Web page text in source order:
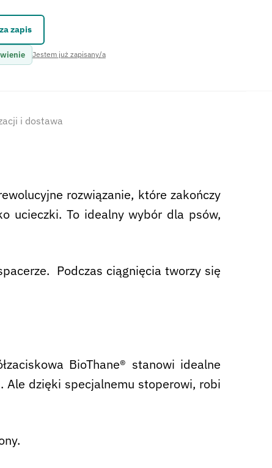
zapis
Jestem już zapisany/a
i dostawa
rozwiązanie, które zakończy
ucieczki. To idealny wybór dla psów,
Podczas ciągnięcia tworzy się
BioThane® stanowi idealne
Ale dzięki specjalnemu stoperowi, robi